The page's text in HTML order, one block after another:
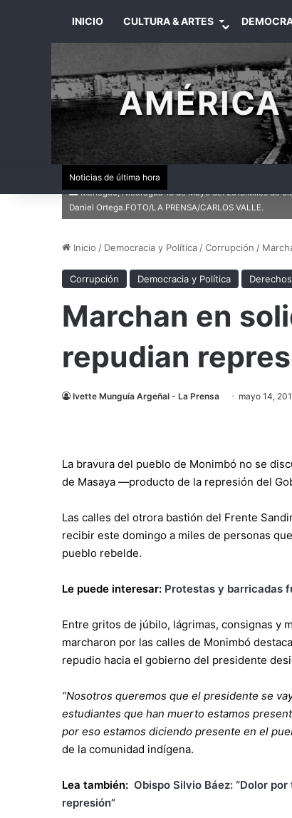
INICIO CULTURA & ARTES
AMÉRICA
Noticias de última hora
Managua, Nicaragua 13 de Mayo del 2018.Miles de
Daniel Ortega.FOTO/LA PRENSA/CARLOS VALLE.
Inicio / Democracia y Política /Corrupción /
Corrupción Democracia y Política
Marchan en
repudian
Ivette Munguía Argeñal - La Prensa mayo 14,
La bravura del pueblo de Monimbó no se
de Masaya —producto de la represión del
Las calles del otrora bastión del Frente
recibir este domingo a miles de personas
pueblo rebelde.
Le puede interesar: Protestas y barricadas
Entre gritos de júbilo, lágrimas, consignas y
marcharon por las calles de Monimbó
repudio hacia el gobierno del presidente
“Nosotros queremos que el presidente se
estudiantes que han muerto estamos
por eso estamos diciendo presente en el
de la comunidad indígena.
Lea también: Obispo Silvio Báez: “Dolor
represión”